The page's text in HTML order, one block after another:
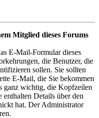
Mitglied dieses Forums
E-Mail-Formular dieses
die Benutzer, die
sollen. Sie sollten
E-Mail, die Sie bekommen
ganz wichtig, die Kopfzeilen
enthalten Details über den
hat. Der Administrator